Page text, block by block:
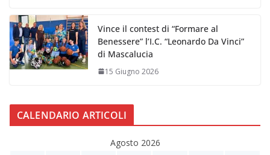
Vince il contest di “Formare al
Benessere” l’I.C. “Leonardo Da Vinci”
di Mascalucia
15 Giugno 2026
CALENDARIO ARTICOLI
Agosto 2026